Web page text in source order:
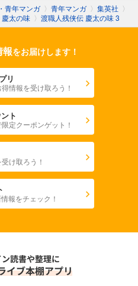
青年マンガ 〉 青年マンガ 〉 集英社 〉
太の味 〉 渡職人残侠伝 慶太の味 3
報をお届けします！
リ
情報を受け取ろう！
ト
定クーポンゲット！
け取ろう！
報をチェック！